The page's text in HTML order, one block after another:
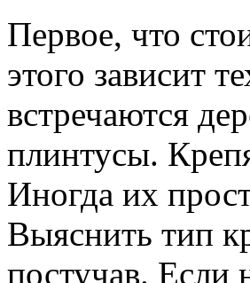
Первое, что
этого зависит
встречаются
плинтусы.
Иногда их
Выяснить тип
постучав. Если